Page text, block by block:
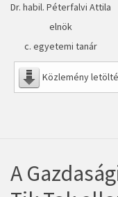
Dr. habil. Péterfalvi Attila
elnök
c. egyetemi tanár
Közlemény
A